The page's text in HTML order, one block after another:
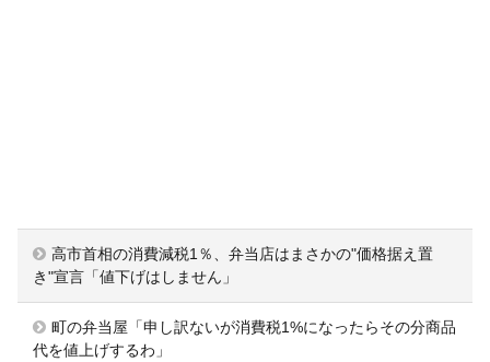
高市首相の消費減税1％、弁当店はまさかの"価格据え置
き"宣言「値下げはしません」
町の弁当屋「申し訳ないが消費税1%になったらその分商品
代を値上げするわ」